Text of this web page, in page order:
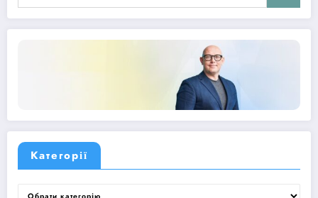
Категорії
Категорії